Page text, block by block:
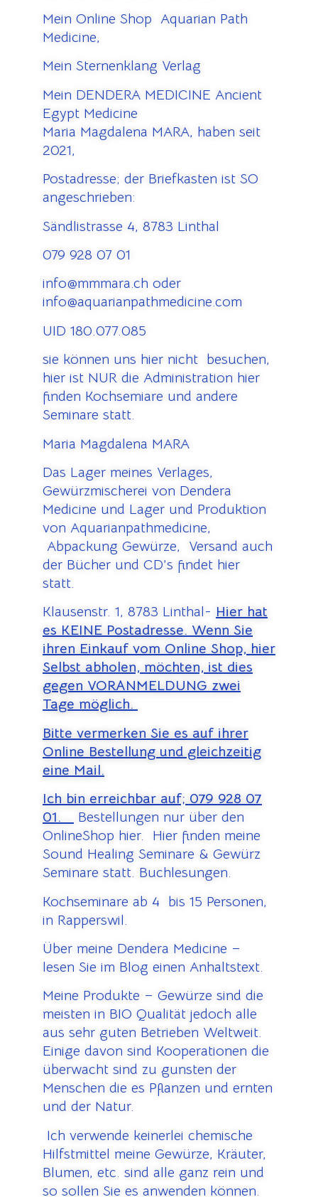
Mein Online Shop Aquarian Path
Medicine,
Mein Sternenklang Verlag
Mein DENDERA MEDICINE Ancient
Egypt Medicine
Maria Magdalena MARA, haben seit
2021,
Postadresse; der Briefkasten ist SO
angeschrieben:
Sändlistrasse 4, 8783 Linthal
079 928 07 01
info@mmmara.ch oder
info@aquarianpathmedicine.com
UID 180.077.085
sie können uns hier nicht besuchen,
hier ist NUR die Administration hier
finden Kochsemiare und andere
Seminare statt.
Maria Magdalena MARA
Das Lager meines Verlages,
Gewürzmischerei von Dendera
Medicine und Lager und Produktion
von Aquarianpathmedicine,
Abpackung Gewürze, Versand auch
der Bücher und CD’s findet hier
statt.
Klausenstr. 1, 8783 Linthal- Hier hat
es KEINE Postadresse. Wenn Sie
ihren Einkauf vom Online Shop, hier
Selbst abholen, möchten, ist dies
gegen VORANMELDUNG zwei
Tage möglich.
Bitte vermerken Sie es auf ihrer
Online Bestellung und gleichzeitig
eine Mail.
Ich bin erreichbar auf; 079 928 07
01.
Bestellungen nur über den
OnlineShop hier. Hier finden meine
Sound Healing Seminare & Gewürz
Seminare statt. Buchlesungen.
Kochseminare ab 4 bis 15 Personen,
in Rapperswil.
Über meine Dendera Medicine –
lesen Sie im Blog einen Anhaltstext.
Meine Produkte – Gewürze sind die
meisten in BIO Qualität jedoch alle
aus sehr guten Betrieben Weltweit.
Einige davon sind Kooperationen die
überwacht sind zu gunsten der
Menschen die es Pflanzen und ernten
und der Natur.
Ich verwende keinerlei chemische
Hilfstmittel meine Gewürze, Kräuter,
Blumen, etc. sind alle ganz rein und
so sollen Sie es anwenden können.